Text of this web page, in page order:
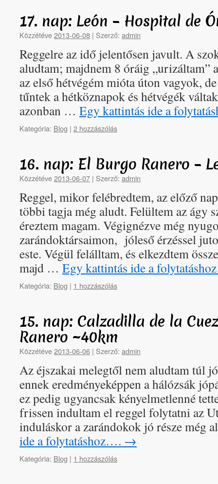
17. nap: León – Hospital de
Közzétéve2013-06-08 | Szerző: admin
Reggelre az idő jelentősen javult. A
aludtam; majdnem 8 óráig „urizáltam”
az első hétvégém mióta úton vagyok,
tűntek a hétköznapok és hétvégék
azonban … Egy kattintás ide a
Kategória: Blog | 2 hozzászólás
16. nap: El Burgo Ranero –
Közzétéve2013-06-07 | Szerző: admin
Reggel, mikor felébredtem, az előző
többi tagja még aludt. Felültem az ágy
éreztem magam. Végignézve még
zarándoktársaimon, jóleső érzéssel
este. Végül felálltam, és elkezdtem
majd … Egy kattintás ide a
Kategória: Blog | 1 hozzászólás
15. nap: Calzadilla de la
Ranero ~40km
Közzétéve2013-06-06 | Szerző: admin
Az éjszakai melegtől nem aludtam túl
ennek eredményeképpen a hálózsák
ez pedig ugyancsak kényelmetlenné
frissen indultam el reggel folytatni az
induláskor a zarándokok jó része
ide a folytatáshoz…. →
Kategória: Blog | 1 hozzászólás